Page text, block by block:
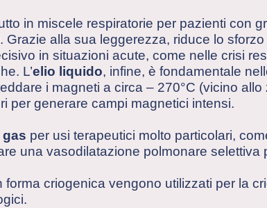
in miscele respiratorie per pazienti con
Grazie alla sua leggerezza, riduce lo
in situazioni acute, come nelle crisi
L’elio liquido, infine, è fondamentale
i magneti a circa – 270°C (vicino allo
per generare campi magnetici intensi.
per usi terapeutici molto particolari,
una vasodilatazione polmonare selettiva
forma criogenica vengono utilizzati per la